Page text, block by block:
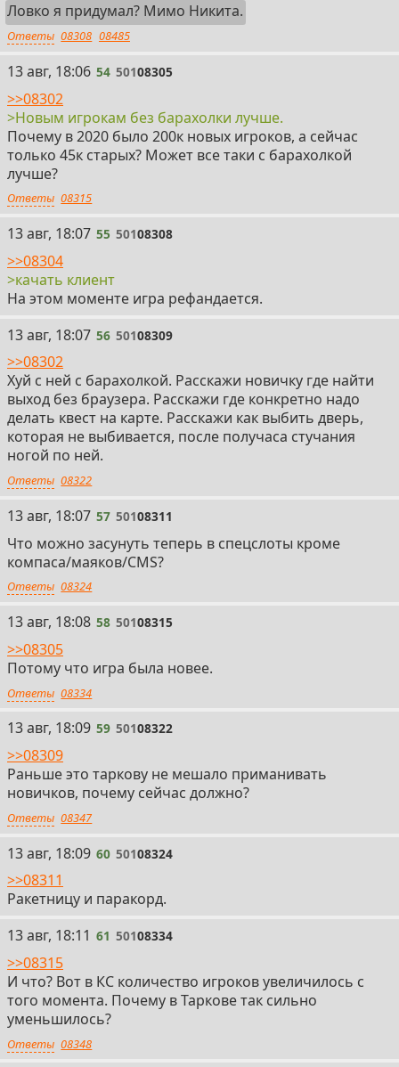
Ловко я придумал? Мимо Никита.
Ответы 08308 08485
54
13 авг, 18:06 54 50108305
>>08302
>Новым игрокам без барахолки лучше.
Почему в 2020 было 200к новых игроков, а сейчас
только 45к старых? Может все таки с барахолкой
лучше?
Ответы 08315
55
13 авг, 18:07 55 50108308
>>08304
>качать клиент
На этом моменте игра рефандается.
56
13 авг, 18:07 56 50108309
>>08302
Хуй с ней с барахолкой. Расскажи новичку где найти
выход без браузера. Расскажи где конкретно надо
делать квест на карте. Расскажи как выбить дверь,
которая не выбивается, после получаса стучания
ногой по ней.
Ответы 08322
57
13 авг, 18:07 57 50108311
Что можно засунуть теперь в спецслоты кроме
компаса/маяков/CMS?
Ответы 08324
58
13 авг, 18:08 58 50108315
>>08305
Потому что игра была новее.
Ответы 08334
59
13 авг, 18:09 59 50108322
>>08309
Раньше это таркову не мешало приманивать
новичков, почему сейчас должно?
Ответы 08347
60
13 авг, 18:09 60 50108324
>>08311
Ракетницу и паракорд.
61
13 авг, 18:11 61 50108334
>>08315
И что? Вот в КС количество игроков увеличилось с
того момента. Почему в Таркове так сильно
уменьшилось?
Ответы 08348